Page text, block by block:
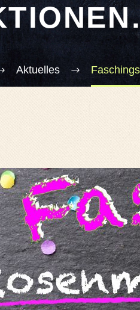
Aktuelles